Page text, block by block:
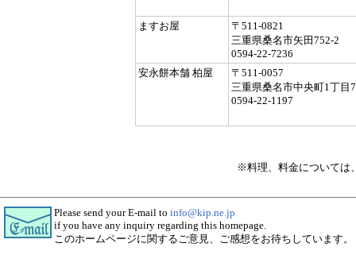
ますお屋
〒511-0821
三重県桑名市矢田752-2
0594-22-7236
安永餅本舗 柏屋
〒511-0057
三重県桑名市中央町1丁目
0594-22-1197
※料理、料金については
Please send your E-mail to info@kip.ne.jp
if you have any inquiry regarding this homepage.
このホームページに関するご意見、ご感想をお待ちしています。